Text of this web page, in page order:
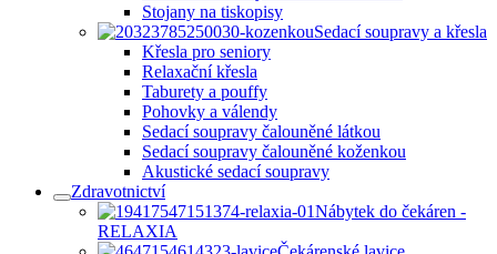
Stojany na tiskopisy
Sedací soupravy a křesla
Křesla pro seniory
Relaxační křesla
Taburety a pouffy
Pohovky a válendy
Sedací soupravy čalouněné látkou
Sedací soupravy čalouněné koženkou
Akustické sedací soupravy
Zdravotnictví
Nábytek do čekáren -
RELAXIA